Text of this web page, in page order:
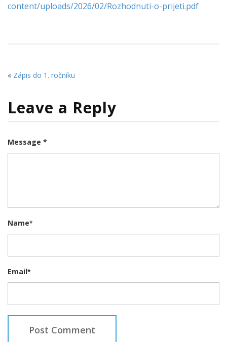
content/uploads/2026/02/Rozhodnuti-o-prijeti.pdf
« Zápis do 1. ročníku
Leave a Reply
Message *
Name*
Email*